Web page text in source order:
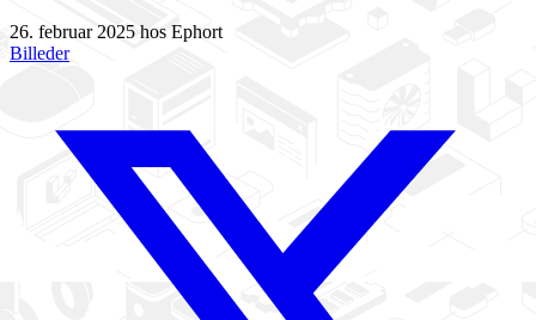
26. februar 2025 hos Ephort
Billeder